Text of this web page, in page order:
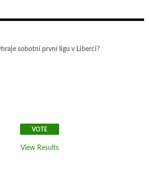
sobotní první ligu v Liberci?
View Results